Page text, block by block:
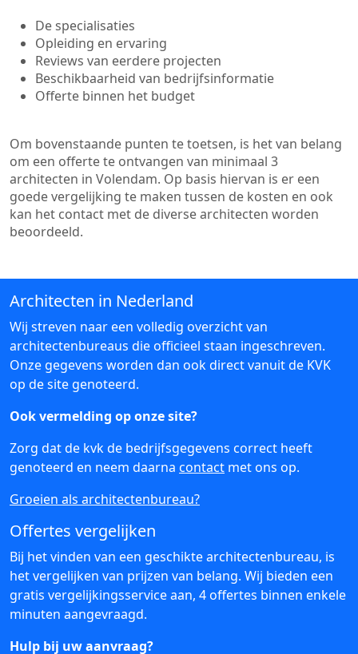
De specialisaties
Opleiding en ervaring
Reviews van eerdere projecten
Beschikbaarheid van bedrijfsinformatie
Offerte binnen het budget
Om bovenstaande punten te toetsen, is het van belang
om een offerte te ontvangen van minimaal 3
architecten in Volendam. Op basis hiervan is er een
goede vergelijking te maken tussen de kosten en ook
kan het contact met de diverse architecten worden
beoordeeld.
Architecten in Nederland
Wij streven naar een volledig overzicht van
architectenbureaus die officieel staan ingeschreven.
Onze gegevens worden dan ook direct vanuit de KVK
op de site genoteerd.
Ook vermelding op onze site?
Zorg dat de kvk de bedrijfsgegevens correct heeft
genoteerd en neem daarna contact met ons op.
Groeien als architectenbureau?
Offertes vergelijken
Bij het vinden van een geschikte architectenbureau, is
het vergelijken van prijzen van belang. Wij bieden een
gratis vergelijkingsservice aan, 4 offertes binnen enkele
minuten aangevraagd.
Hulp bij uw aanvraag?